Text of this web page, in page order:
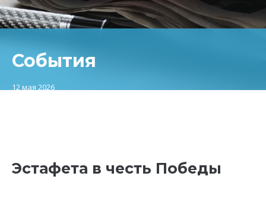
События
12 мая 2026
Эстафета в честь Победы